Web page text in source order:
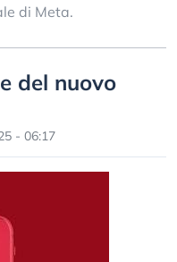
di Meta.
del nuovo
- 06:17